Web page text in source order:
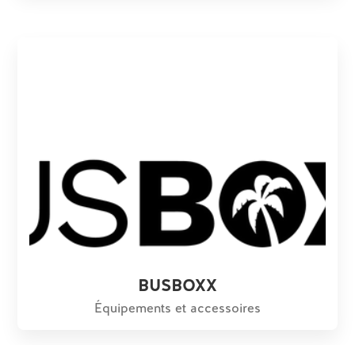
BUSBOXX
Équipements et accessoires